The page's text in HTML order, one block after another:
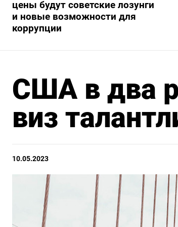
цены будут советские лозунги
и новые возможности для
коррупции
США в два
виз
10.05.2023